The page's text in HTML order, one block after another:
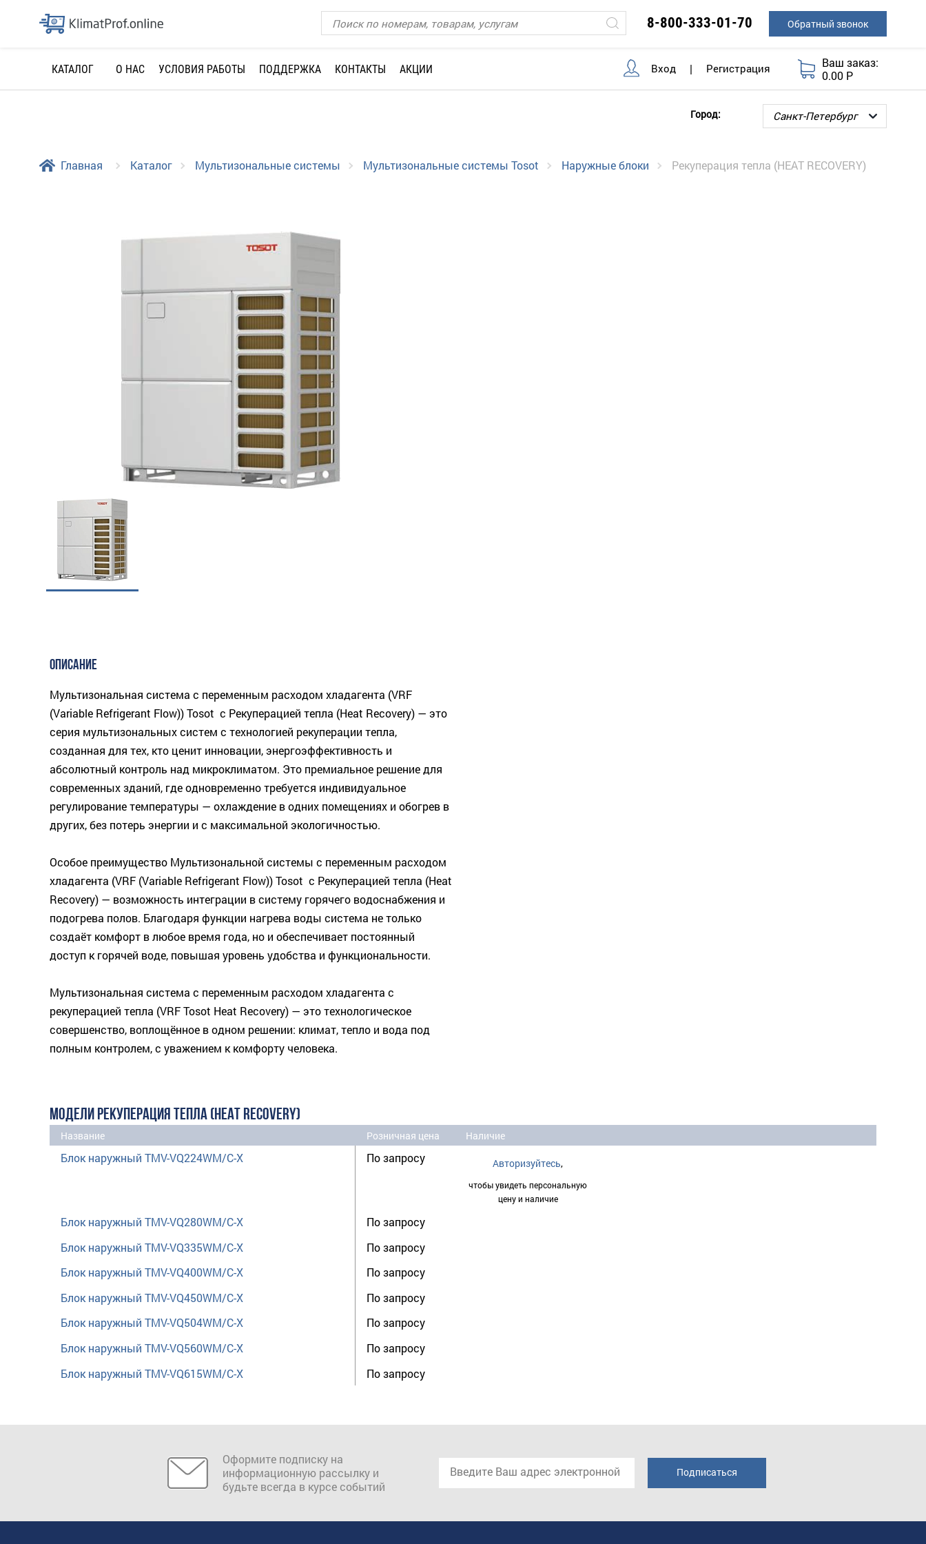
8-800-333-01-70 Обратный звонок
КАТАЛОГ О НАС УСЛОВИЯ РАБОТЫ ПОДДЕРЖКА КОНТАКТЫ АКЦИИ Вход | Регистрация
Ваш заказ:
0.00 Р
Город:
Главная Каталог Мультизональные системы Мультизональные системы Tosot Наружные блоки Рекуперация тепла (HEAT RECOVERY)
ОПИСАНИЕ
Мультизональная система с переменным расходом хладагента (VRF
(Variable Refrigerant Flow)) Tosot с Рекуперацией тепла (Heat Recovery) — это
серия мультизональных систем с технологией рекуперации тепла,
созданная для тех, кто ценит инновации, энергоэффективность и
абсолютный контроль над микроклиматом. Это премиальное решение для
современных зданий, где одновременно требуется индивидуальное
регулирование температуры — охлаждение в одних помещениях и обогрев в
других, без потерь энергии и с максимальной экологичностью.
Особое преимущество Мультизональной системы с переменным расходом
хладагента (VRF (Variable Refrigerant Flow)) Tosot с Рекуперацией тепла (Heat
Recovery) — возможность интеграции в систему горячего водоснабжения и
подогрева полов. Благодаря функции нагрева воды система не только
создаёт комфорт в любое время года, но и обеспечивает постоянный
доступ к горячей воде, повышая уровень удобства и функциональности.
Мультизональная система с переменным расходом хладагента с
рекуперацией тепла (VRF Tosot Heat Recovery) — это технологическое
совершенство, воплощённое в одном решении: климат, тепло и вода под
полным контролем, с уважением к комфорту человека.
МОДЕЛИ РЕКУПЕРАЦИЯ ТЕПЛА (HEAT RECOVERY)
Название Розничная цена Наличие
Блок наружный TMV-VQ224WM/C-X По запросу Авторизуйтесь,
чтобы увидеть персональную
цену и наличие
Блок наружный TMV-VQ280WM/C-X
По запросу
Блок наружный TMV-VQ335WM/C-X
По запросу
Блок наружный TMV-VQ400WM/C-X
По запросу
Блок наружный TMV-VQ450WM/C-X
По запросу
Блок наружный TMV-VQ504WM/C-X
По запросу
Блок наружный TMV-VQ560WM/C-X
По запросу
Блок наружный TMV-VQ615WM/C-X
По запросу
Оформите подписку на
информационную рассылку и
будьте всегда в курсе событий